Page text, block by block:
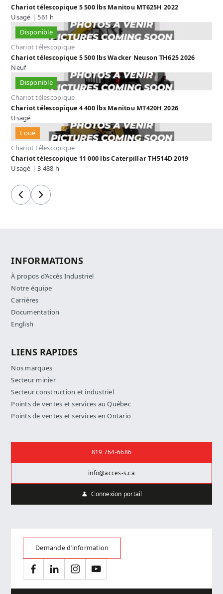
Chariot télescopique 5 500 lbs Manitou MT625H 2022
Usagé | 561 h
Disponible
Chariot télescopique
Chariot télescopique 5 500 lbs Wacker Neuson TH625 2026
Neuf
Disponible
Chariot télescopique
Chariot télescopique 4 400 lbs Manitou MT420H 2026
Usagé
Loué
Chariot télescopique
Chariot télescopique 11 000 lbs Caterpillar TH514D 2019
Usagé | 3 488 h
PrécédentSuivant
INFORMATIONS
À propos d’Accès Industriel
Notre équipe
Carrières
Documentation
English
LIENS RAPIDES
Nos marques
Secteur minier
Secteur construction et industriel
Points de ventes et services au Québec
Points de ventes et services en Ontario
819 764-6686
info@acces-s.ca
Connexion portail
Demande d’information
FacebookLinkedInInstagramYouTube